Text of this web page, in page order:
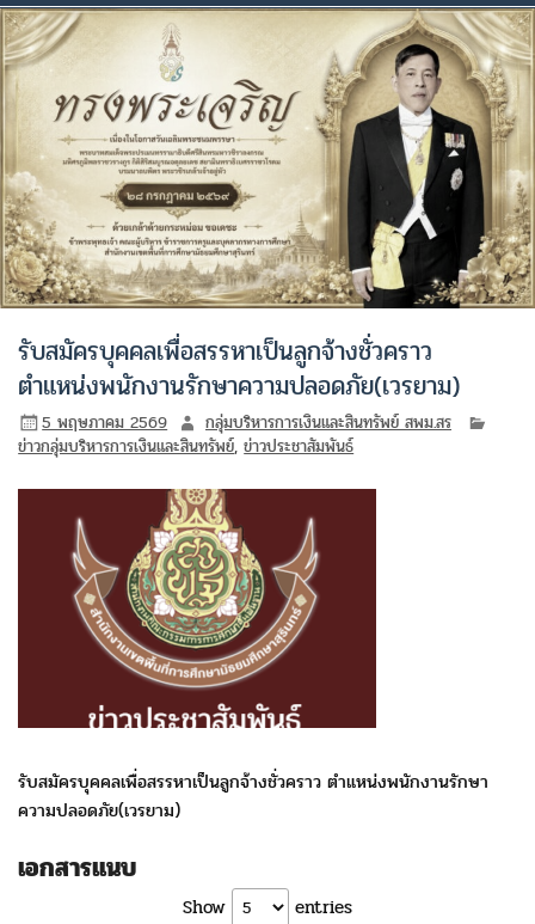
รับสมัครบุคคลเพื่อสรรหาเป็นลูกจ้างชั่วคราว
ตำแหน่งพนักงานรักษาความปลอดภัย(เวรยาม)
5 พฤษภาคม 2569
กลุ่มบริหารการเงินและสินทรัพย์ สพม.สร
ข่าวกลุ่มบริหารการเงินและสินทรัพย์,ข่าวประชาสัมพันธ์
รับสมัครบุคคลเพื่อสรรหาเป็นลูกจ้างชั่วคราว ตำแหน่งพนักงานรักษา
ความปลอดภัย(เวรยาม)
เอกสารแนบ
Show
entries